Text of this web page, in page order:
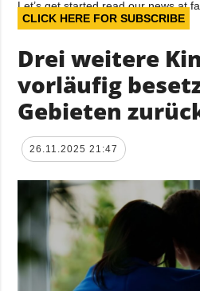
Let’s get started read our news at
CLICK HERE FOR SUBSCRIBE
Drei weitere
vorläufig
Gebieten
26.11.2025 21:47